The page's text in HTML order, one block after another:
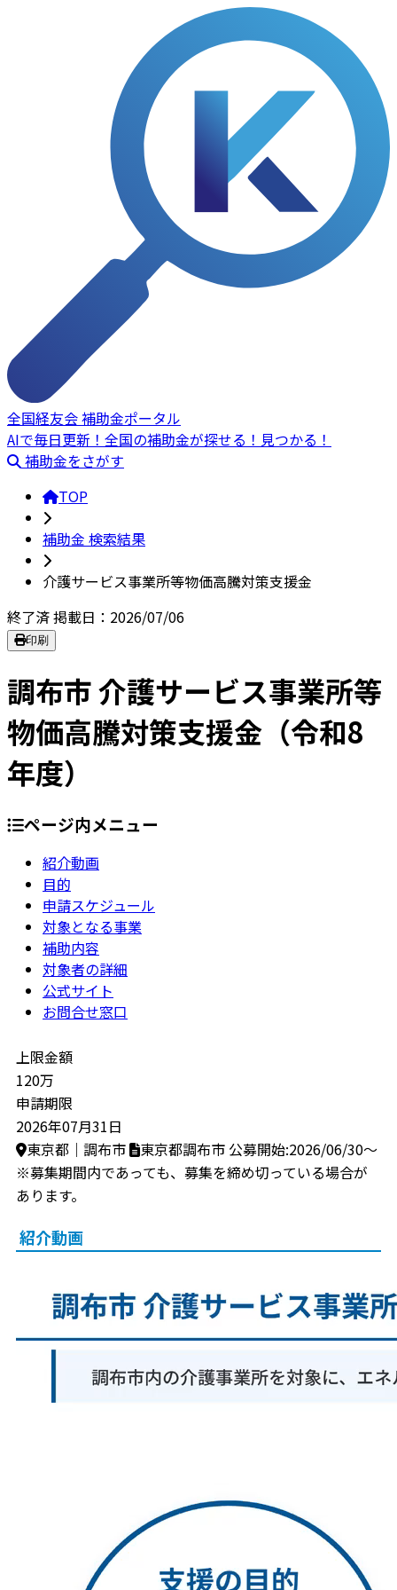
全国経友会 補助金ポータル
AIで毎日更新！全国の補助金が探せる！見つかる！
補助金をさがす
TOP
補助金 検索結果
介護サービス事業所等物価高騰対策支援金
終了済掲載日：2026/07/06
印刷
調布市 介護サービス事業所等
物価高騰対策支援金（令和8
年度）
ページ内メニュー
紹介動画
目的
申請スケジュール
対象となる事業
補助内容
対象者の詳細
公式サイト
お問合せ窓口
上限金額
120万
申請期限
2026年07月31日
東京都｜調布市
東京都調布市 公募開始:2026/06/30～
※募集期間内であっても、募集を締め切っている場合が
あります。
紹介動画